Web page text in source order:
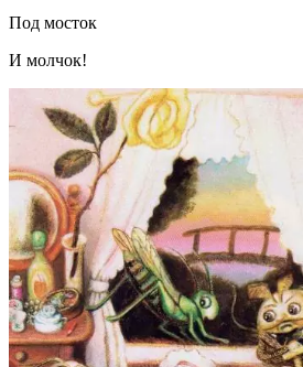
Под мосток
И молчок!